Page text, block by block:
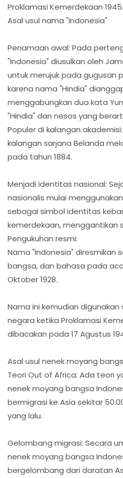
Proklamasi Kemerdekaan 1945.
Asal usul nama "Indonesia"
Penamaan awal: Pada
"Indonesia" diusulkan oleh
untuk merujuk pada gugusan
karena nama "Hindia"
menggabungkan dua kata
"Hindia" dan nesos yang
Populer di kalangan
kalangan sarjana Belanda
pada tahun 1884.
Menjadi identitas nasional:
nasionalis mulai
sebagai simbol identitas
kemerdekaan, menggantikan
Pengukuhan resmi:
Nama "Indonesia" diresmikan
bangsa, dan bahasa pada
Oktober 1928.
Nama ini kemudian
negara ketika Proklamasi
dibacakan pada 17 Agustus
Asal usul nenek moyang
Teori Out of Africa: Ada teori
nenek moyang bangsa
bermigrasi ke Asia sekitar
yang lalu.
Gelombang migrasi: Secara
nenek moyang bangsa
bergelombang dari daratan